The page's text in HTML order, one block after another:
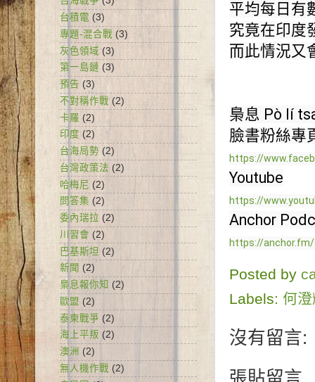
平均每日有
究竟在印度
而此情況又
梟息 Pò lí
https://
https://
https://
Posted by
Labels: 何
沒有留言:
張貼留言
台積電 (3)
專題-混合戰 (3)
灰色領域 (3)
第一島鏈 (3)
預告 (3)
不對稱作戰 (2)
卡羅 (2)
印度 (2)
台海局勢 (2)
台灣政策法 (2)
哈梅尼 (2)
問答集 (2)
委內瑞拉 (2)
川習會 (2)
巴基斯坦 (2)
新聞 (2)
梟息報你知 (2)
歐盟 (2)
泰柬戰爭 (2)
海上平叛 (2)
澳洲 (2)
無人機作戰 (2)